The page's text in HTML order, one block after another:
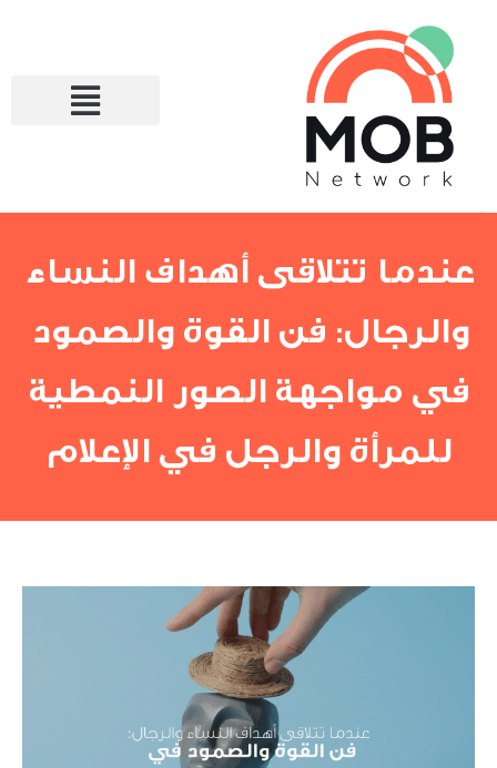
عندما تتلاقى أهداف النساء
والرجال: فن القوة والصمود
في مواجهة الصور النمطية
للمرأة والرجل في الإعلام